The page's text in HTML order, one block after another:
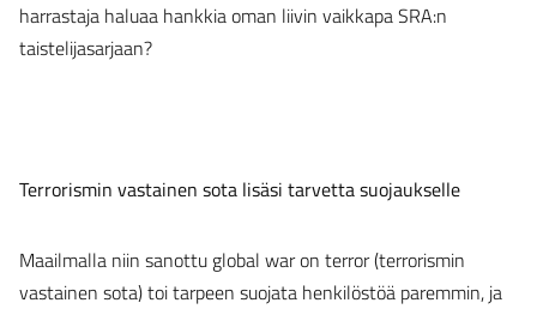
harrastaja haluaa hankkia oman liivin vaikkapa SRA:n
taistelijasarjaan?
Terrorismin vastainen sota lisäsi tarvetta suojaukselle
Maailmalla niin sanottu global war on terror (terrorismin
vastainen sota) toi tarpeen suojata henkilöstöä paremmin, ja